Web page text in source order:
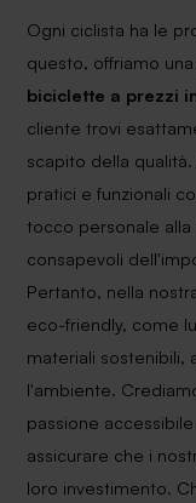
Ogni ciclista ha le
questo, offriamo
biciclette a prezzi
cliente trovi
scapito della
pratici e funzionali
tocco personale
consapevoli
Pertanto, nella
eco-friendly, come
materiali sostenibili,
l'ambiente.
passione
assicurare che i
loro investimento.